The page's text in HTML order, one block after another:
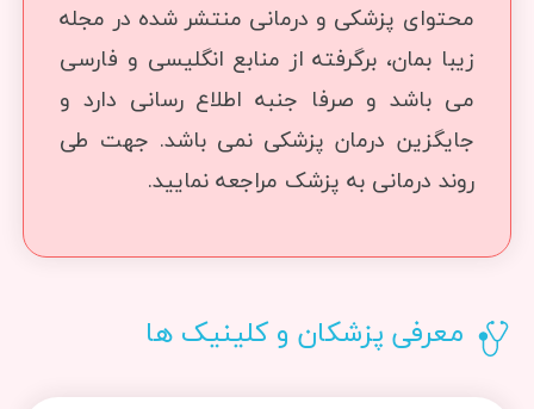
محتوای پزشکی و درمانی منتشر شده در مجله
زیبا بمان، برگرفته از منابع انگلیسی و فارسی
می باشد و صرفا جنبه اطلاع رسانی دارد و
جایگزین درمان پزشکی نمی باشد. جهت طی
روند درمانی به پزشک مراجعه نمایید.
معرفی پزشکان و کلینیک ها